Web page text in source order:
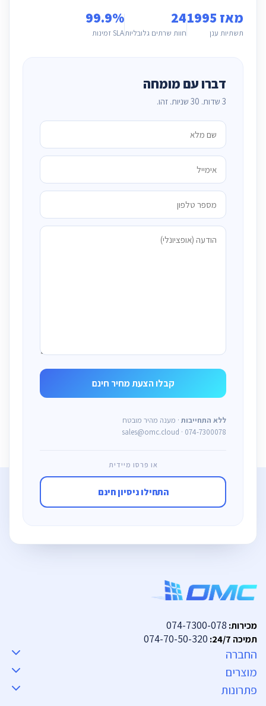
מאז 1995
תשתיות ענן
24
חוות שרתים גלובליות
99.9%
SLA זמינות
דברו עם מומחה
3 שדות. 30 שניות. זהו.
ללא התחייבות · מענה מהיר מובטח
sales@omc.cloud · 074-7300078
או פרסו מיידית
התחילו ניסיון חינם
מכירות: 074-7300-078
תמיכה 24/7: 074-70-50-320
החברה
מוצרים
פתרונות